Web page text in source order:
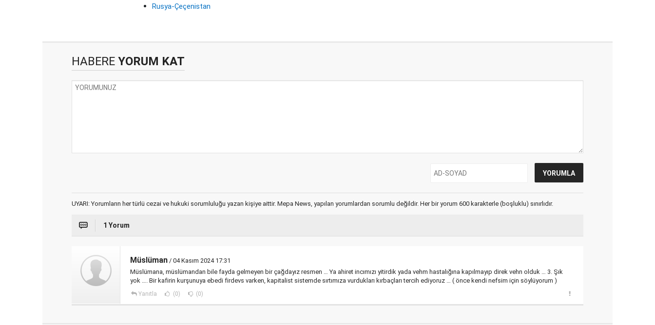
Rusya-Çeçenistan
HABERE YORUM KAT
UYARI: Yorumların her türlü cezai ve hukuki sorumluluğu yazan kişiye aittir. Mepa News, yapılan yorumlardan sorumlu değildir. Her bir yorum 600 karakterle (boşluklu) sınırlıdır.
1 Yorum
Müslüman / 04 Kasım 2024 17:31
Müslümana, müslümandan bile fayda gelmeyen bir çağdayız resmen … Ya ahiret incımızı yitirdik yada vehm hastalığına kapılmayıp direk vehn olduk … 3. Şık
yok …. Bir kafirin kurşunuya ebedi firdevs varken, kapitalist sistemde sırtımıza vurdukları kırbaçları tercih ediyoruz … ( önce kendi nefsim için söylüyorum )
Yanıtla (0) (0)